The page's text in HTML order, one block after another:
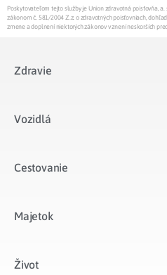
Poskytovateľom tejto služby je Union zdravotná poisťovňa,
zákonom č. 581/2004 Z.z. o zdravotných poisťovniach,
zmene a doplnení niektorých zákonov v znení neskorších
Zdravie
Vozidlá​
Cestovanie
Majetok​
Život​